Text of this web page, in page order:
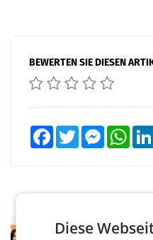
BEWERTEN SIE DIESEN
FacebookTwitter Messenger
RETAIL
Diese